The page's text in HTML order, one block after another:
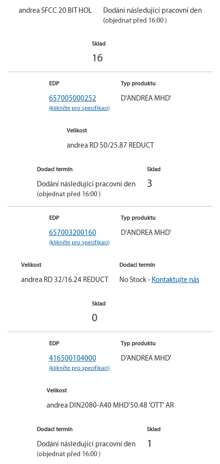
andrea SFCC 20 BIT HOL Dodání následující pracovní den
(objednat před 16:00 )
Sklad
16
EDP
657005000252
(klikněte pro specifikaci)
Typ produktu
D'ANDREA MHD'
Velikost
andrea RD 50/25.87 REDUCT
Dodací termín
Dodání následující pracovní den
(objednat před 16:00 )
Sklad
3
EDP
657003200160
(klikněte pro specifikaci)
Typ produktu
D'ANDREA MHD'
Velikost
andrea RD 32/16.24 REDUCT
Dodací termín
No Stock - Kontaktujte nás
Sklad
0
EDP
416500104000
(klikněte pro specifikaci)
Typ produktu
D'ANDREA MHD'
Velikost
andrea DIN2080-A40 MHD'50.48 'OTT' AR
Dodací termín
Dodání následující pracovní den
(objednat před 16:00 )
Sklad
1